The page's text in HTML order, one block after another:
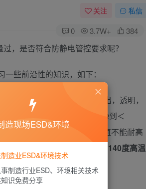
关注 私信
0 3.7W+ 384
，是否符合防静电管控要求呢？
些前沿性的知识，如下：
防静电效果，柔软，不析出，透明，
电阻长期稳定在＜1.0×10
Ω到＜
产品技术难点，其它薄膜一直不能耐高
140度高温
造现场ESD&环境
造业ESD&环境技术
制造行业ESD、环境相关技术
识免费分享